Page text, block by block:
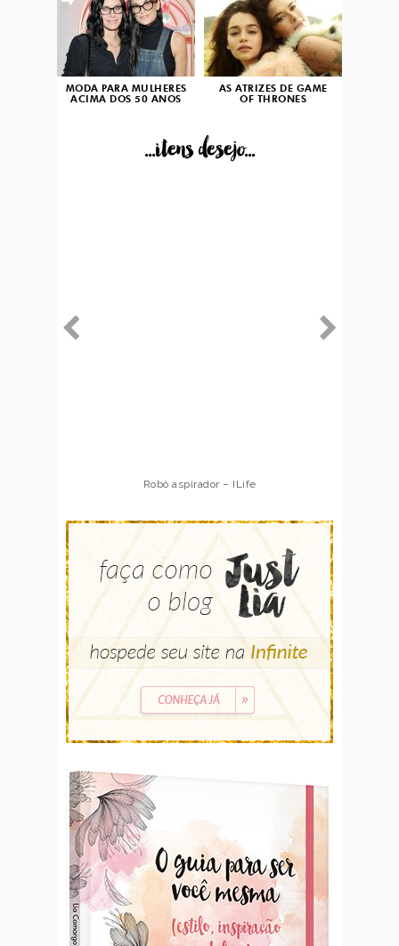
MODA PARA MULHERES
ACIMA DOS 50 ANOS
AS ATRIZES DE GAME
OF THRONES
...itens desejo...
Robô aspirador – ILife